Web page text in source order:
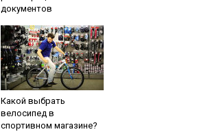
документов
Какой выбрать
велосипед в
спортивном магазине?